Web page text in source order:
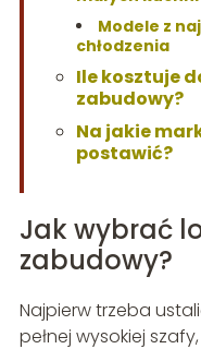
Modele z
chłodzenia
Ile kosztuje
zabudowy?
Na jakie
postawić?
Jak wybrać
zabudowy?
Najpierw trzeba
pełnej wysokiej